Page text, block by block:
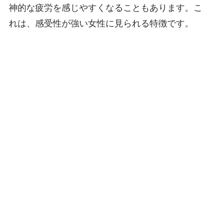
神的な疲労を感じやすくなることもあります。こ
れは、感受性が強い女性に見られる特徴です。